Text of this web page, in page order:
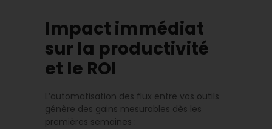
Impact immédiat
sur la productivité
et le ROI
L’automatisation des flux entre vos outils
génère des gains mesurables dès les
premières semaines :